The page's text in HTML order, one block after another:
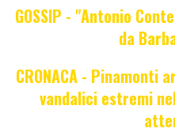
GOSSIP - "Antonio
da
CRONACA -
vandalici estremi